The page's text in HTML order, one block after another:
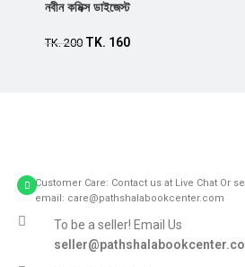
নবীন কমিক্স ডাইজেস্ট
TK.200 TK. 160
Customer Care: Contact us at Live Chat Or
email: care@pathshalabookcenter.com
To be a seller! Email Us